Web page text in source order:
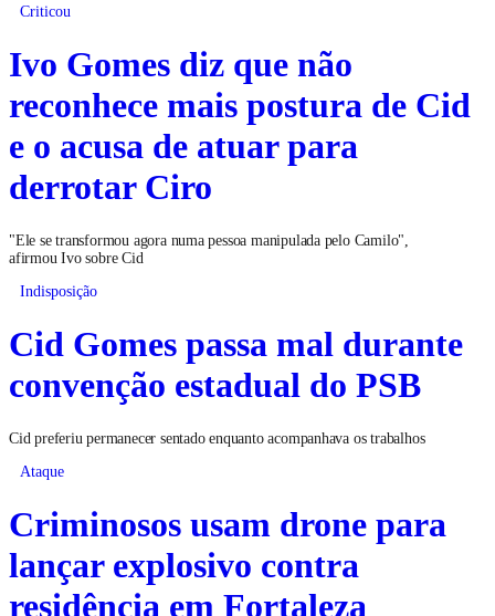
Criticou
Ivo Gomes diz que não
reconhece mais postura de Cid
e o acusa de atuar para
derrotar Ciro
"Ele se transformou agora numa pessoa manipulada pelo Camilo",
afirmou Ivo sobre Cid
Indisposição
Cid Gomes passa mal durante
convenção estadual do PSB
Cid preferiu permanecer sentado enquanto acompanhava os trabalhos
Ataque
Criminosos usam drone para
lançar explosivo contra
residência em Fortaleza